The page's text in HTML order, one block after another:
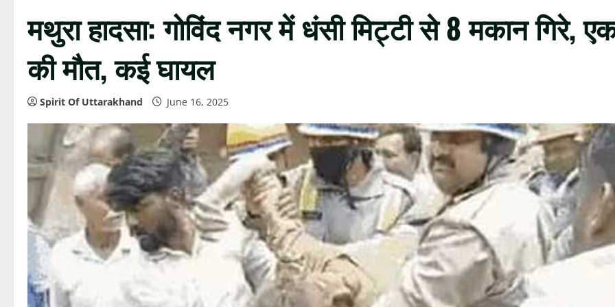
मथुरा हादसा: गोविंद नगर में धंसी मिट्टी से 8 मकान गिरे,
की मौत, कई घायल
Spirit Of Uttarakhand June 16, 2025